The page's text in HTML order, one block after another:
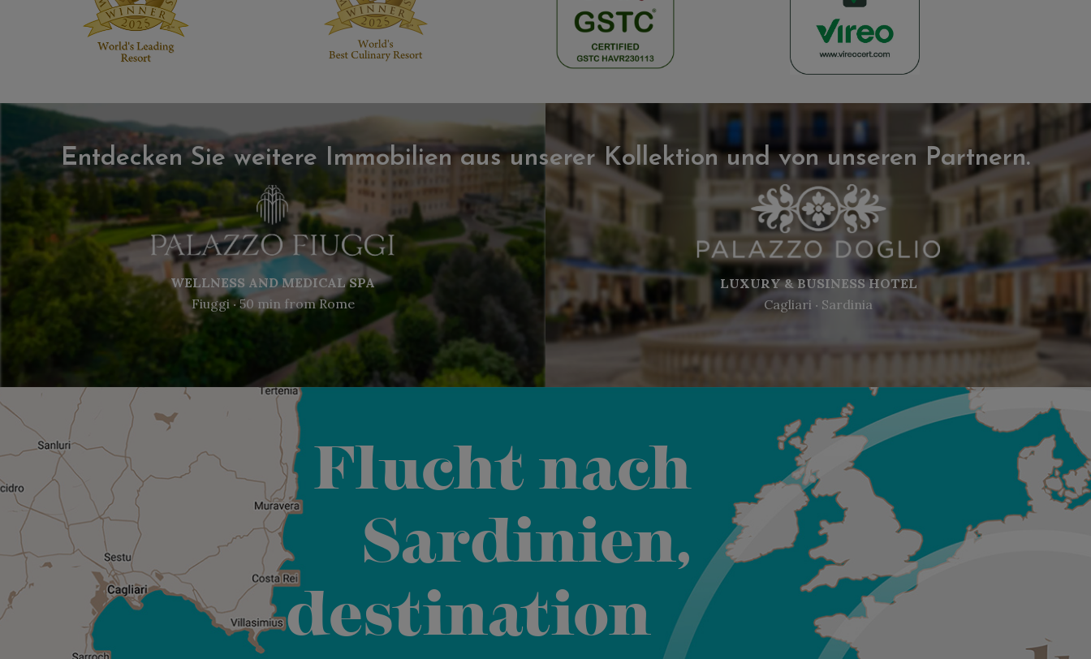
Entdecken Sie weitere Immobilien aus unserer Kollektion und von unseren Partnern.
WELLNESS AND MEDICAL SPA
Fiuggi ‧ 50 min from Rome
LUXURY & BUSINESS HOTEL
Cagliari ‧ Sardinia
Flucht nach
Sardinien,
destination